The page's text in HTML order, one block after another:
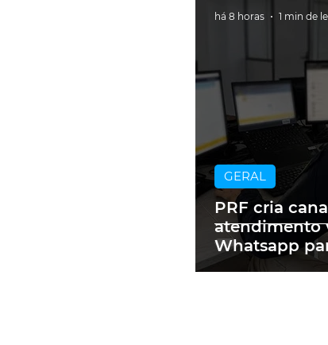
PRF cria
atendimento
Whatsapp
motoristas
GERAL
há 8 horas 1 min de